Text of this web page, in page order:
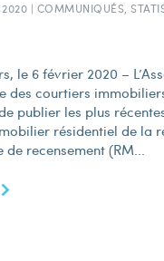
2020 | COMMUNIQUÉS,
le 6 février 2020 –
des courtiers
publier les plus
résidentiel de la
recensement (RM...